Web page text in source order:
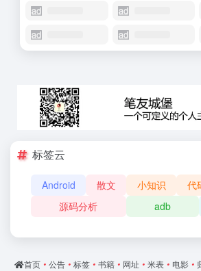
标签云
Android 散文 小知识 代
源码分析
adb
首页 • 公告 • 标签 • 书籍 • 网址 • 米表 • 电影 •